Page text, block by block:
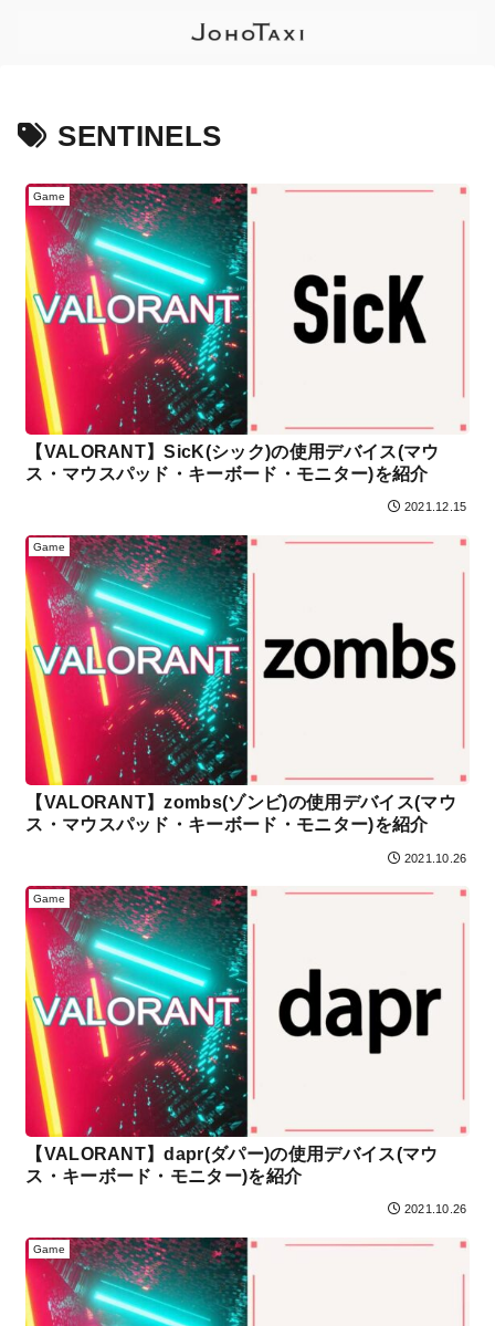
SENTINELS
Game
【VALORANT】SicK(シック)の使用デバイス(マウ
ス・マウスパッド・キーボード・モニター)を紹介
2021.12.15
Game
【VALORANT】zombs(ゾンビ)の使用デバイス(マウ
ス・マウスパッド・キーボード・モニター)を紹介
2021.10.26
Game
【VALORANT】dapr(ダパー)の使用デバイス(マウ
ス・キーボード・モニター)を紹介
2021.10.26
Game